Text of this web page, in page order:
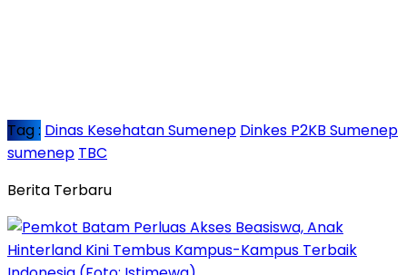
Tag : Dinas Kesehatan Sumenep Dinkes P2KB Sumenep
sumenep TBC
Berita Terbaru